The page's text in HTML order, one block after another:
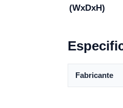
(WxDxH)
Fabricante